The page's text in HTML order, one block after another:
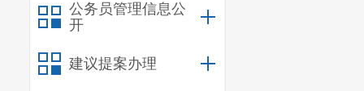
公务员管理信息公
开
建议提案办理